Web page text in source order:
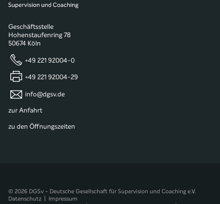
Geschäftsstelle
Hohenstaufenring 78
50674 Köln
+49 221 92004-0
+49 221 92004-29
info@dgsv.de
zur Anfahrt
zu den Öffnungszeiten
© 2026 DGSv - Deutsche Gesellschaft für Supervision und Coaching e.V.
Datenschutz
Impressum